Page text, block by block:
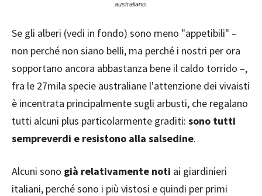
australiano.
Se gli alberi (vedi in fondo) sono meno "appetibili" –
non perché non siano belli, ma perché i nostri per ora
sopportano ancora abbastanza bene il caldo torrido –,
fra le 27mila specie australiane l'attenzione dei vivaisti
è incentrata principalmente sugli arbusti, che regalano
tutti alcuni plus particolarmente graditi: sono tutti
sempreverdi e resistono alla salsedine.
Alcuni sono già relativamente noti ai giardinieri
italiani, perché sono i più vistosi e quindi per primi